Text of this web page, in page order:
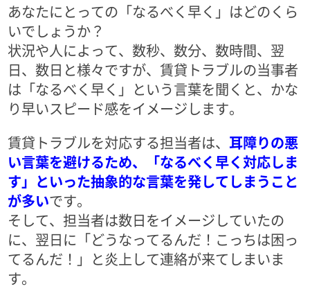
あなたにとっての「なるべく早く」はどのくら
いでしょうか？
状況や人によって、数秒、数分、数時間、翌
日、数日と様々ですが、賃貸トラブルの当事者
は「なるべく早く」という言葉を聞くと、かな
り早いスピード感をイメージします。
賃貸トラブルを対応する担当者は、耳障りの悪
い言葉を避けるため、「なるべく早く対応しま
す」といった抽象的な言葉を発してしまうこと
が多いです。
そして、担当者は数日をイメージしていたの
に、翌日に「どうなってるんだ！こっちは困っ
てるんだ！」と炎上して連絡が来てしまいま
す。